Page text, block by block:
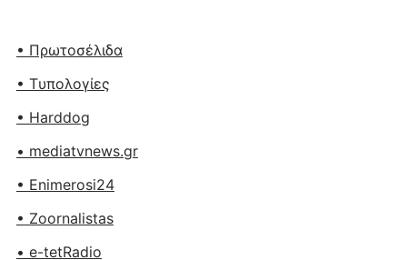
• Πρωτοσέλιδα
• Tυπολογίες
• Harddog
• mediatvnews.gr
• Enimerosi24
• Zoornalistas
• e-tetRadio